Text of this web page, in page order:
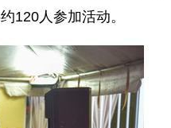
120人参加活动。